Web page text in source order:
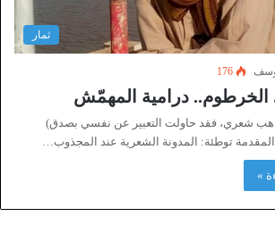
ثمار
176
درامية المهمّش
شعري، فقد حاولت التعبير عن نفسي بصدق)
المقدمة توطئة: المدونة الشعرية عند المجذوب…
»